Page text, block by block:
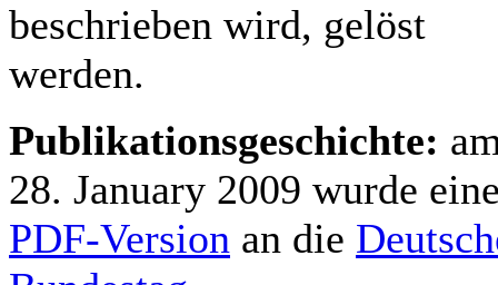
beschrieben wird, gelöst
werden.
Publikationsgeschichte:
28. January 2009 wurde
PDF-Version an die